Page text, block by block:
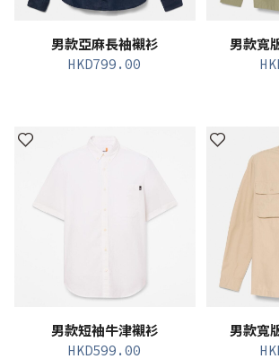
男款亞麻長袖襯衫
HKD799.00
男款寬
男款短袖牛津襯衫
HKD599.00
男款寬